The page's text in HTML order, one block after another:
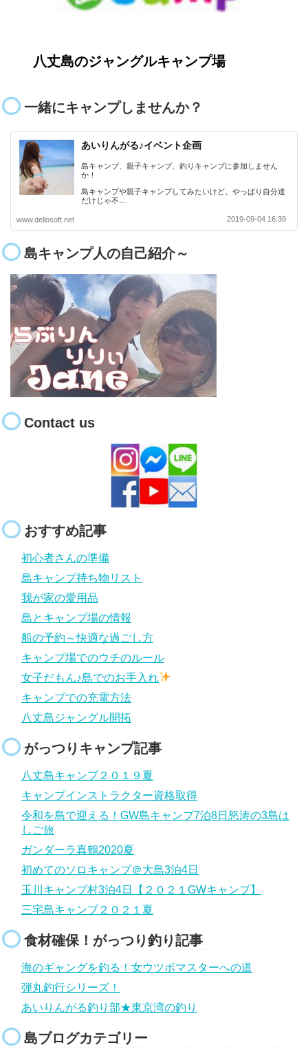
八丈島のジャングルキャンプ場
一緒にキャンプしませんか？
あいりんがる♪イベント企画
島キャンプ、親子キャンプ、釣りキャンプに参加しません
か！
島キャンプや親子キャンプしてみたいけど、やっぱり自分達
だけじゃ不…
www.dellosoft.net 2019-09-04 16:39
島キャンプ人の自己紹介～
Contact us
おすすめ記事
初心者さんの準備
島キャンプ持ち物リスト
我が家の愛用品
島とキャンプ場の情報
船の予約～快適な過ごし方
キャンプ場でのウチのルール
女子だもん♪島でのお手入れ
キャンプでの充電方法
八丈島ジャングル開拓
がっつりキャンプ記事
八丈島キャンプ２０１９夏
キャンプインストラクター資格取得
令和を島で迎える！GW島キャンプ7泊8日怒涛の3島は
しご旅
ガンダーラ真鶴2020夏
初めてのソロキャンプ＠大島3泊4日
玉川キャンプ村3泊4日【２０２１GWキャンプ】
三宅島キャンプ２０２１夏
食材確保！がっつり釣り記事
海のギャングを釣る！女ウツボマスターへの道
弾丸釣行シリーズ！
あいりんがる釣り部★東京湾の釣り
島ブログカテゴリー